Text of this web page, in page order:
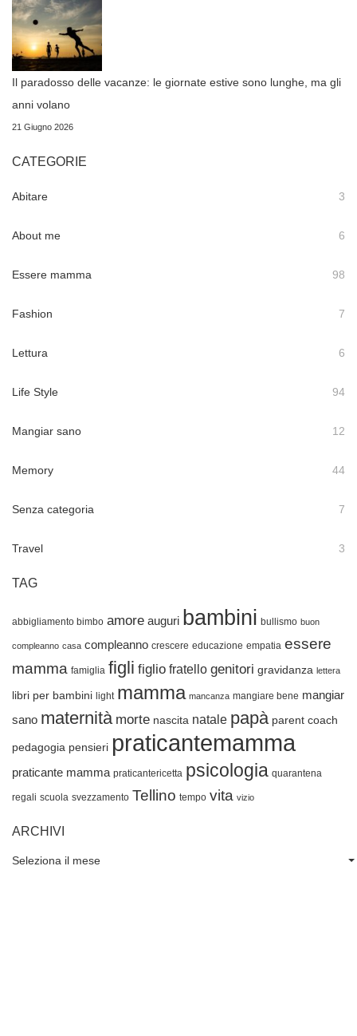
Il paradosso delle vacanze: le giornate estive sono lunghe, ma gli
anni volano
21 Giugno 2026
CATEGORIE
Abitare 3
About me 6
Essere mamma 98
Fashion 7
Lettura 6
Life Style 94
Mangiar sano 12
Memory 44
Senza categoria 7
Travel 3
TAG
abbigliamento bimbo amore auguri bambini bullismo buon
compleanno casa compleanno crescere educazione empatia essere
mamma famiglia figli figlio fratello genitori gravidanza lettera
libri per bambini light mamma mancanza mangiare bene mangiar
sano maternità morte nascita natale papà parent coach
pedagogia pensieri praticantemamma
praticante mamma praticantericetta psicologia quarantena
regali scuola svezzamento Tellino tempo vita vizio
ARCHIVI
Archivi
Seleziona il mese